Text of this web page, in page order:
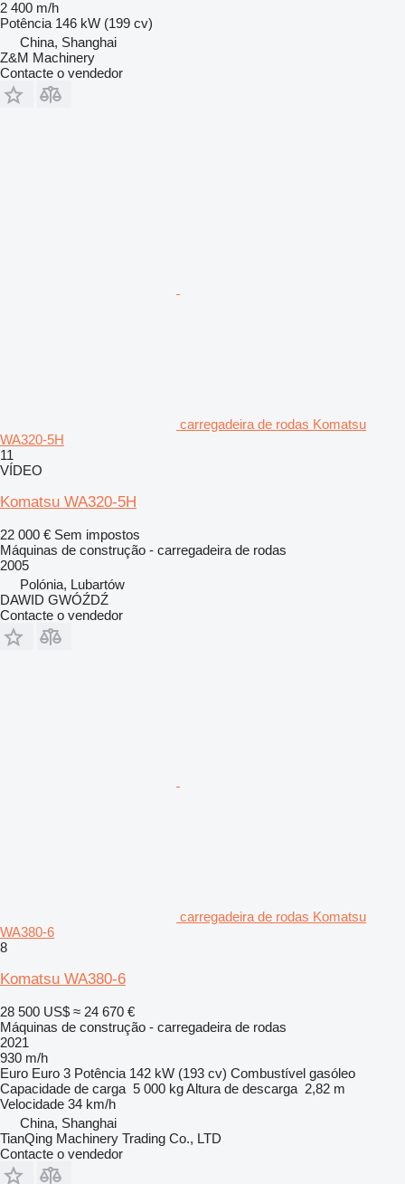
2 400 m/h
Potência 146 kW (199 cv)
China, Shanghai
Z&M Machinery
Contacte o vendedor
carregadeira de rodas Komatsu
WA320-5H
11
VÍDEO
Komatsu WA320-5H
22 000 € Sem impostos
Máquinas de construção - carregadeira de rodas
2005
Polónia, Lubartów
DAWID GWÓŹDŹ
Contacte o vendedor
carregadeira de rodas Komatsu
WA380-6
8
Komatsu WA380-6
28 500 US$ ≈ 24 670 €
Máquinas de construção - carregadeira de rodas
2021
930 m/h
Euro Euro 3 Potência 142 kW (193 cv) Combustível gasóleo
Capacidade de carga 5 000 kgAltura de descarga 2,82 m
Velocidade 34 km/h
China, Shanghai
TianQing Machinery Trading Co., LTD
Contacte o vendedor